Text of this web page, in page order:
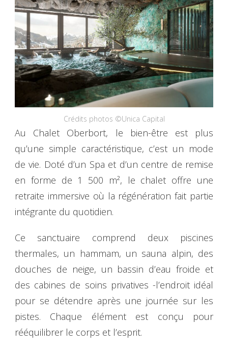
Crédits photos ©Unica Capital
Au Chalet Oberbort, le bien-être est plus
qu’une simple caractéristique, c’est un mode
de vie. Doté d’un Spa et d’un centre de remise
en forme de 1 500 m², le chalet offre une
retraite immersive où la régénération fait partie
intégrante du quotidien.
Ce sanctuaire comprend deux piscines
thermales, un hammam, un sauna alpin, des
douches de neige, un bassin d’eau froide et
des cabines de soins privatives -l’endroit idéal
pour se détendre après une journée sur les
pistes. Chaque élément est conçu pour
rééquilibrer le corps et l’esprit.